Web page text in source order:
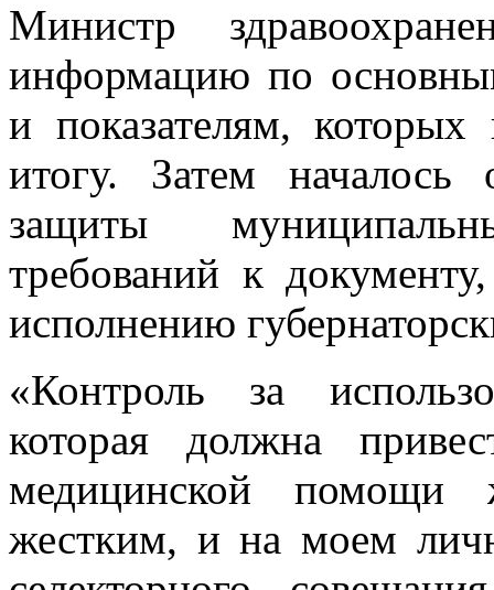
Министр
информацию по
и показателям, которых
итогу. Затем началось
защиты
требований к
исполнению
«Контроль за
которая должна
медицинской помощи
жестким, и на моем